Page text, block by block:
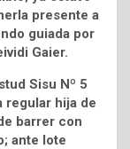
presente a
guiada por
Gaier.
Sisu Nº 5
regular hija de
barrer con
ante lote